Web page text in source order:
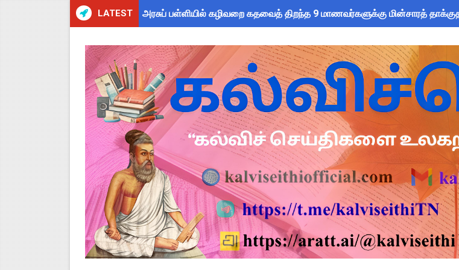
LATEST அரசுப் பள்ளியில் கழிவறை கதவைத் திறந்த 9 மாணவர்களுக்கு மின்சாரத்
ஆசிரியர்கள் கவனத்திற்கு! Census 2027 Duty: 28 மாவட்ட CEO & Collector
TN CPS Teachers News: மறுநியமனம் பெற்ற ஆசிரியர்களுக்கு ஊதியம் &
TN Teachers Leave Rules: மருத்துவ விடுப்பு எடுக்கும் ஆசிரியர்களுக்கு
Census 2027: ஆசிரியர்களுக்கு அரைநாள் OD அனுமதி - கரூர் CEO வெளியிட்ட
TN Budget Assembly Schedule 2026: பள்ளிக்கல்வித்துறை மீதான மானிய
நாமக்கல் மாவட்டம்: மக்கள் தொகை கணக்கெடுப்பு 2027 - ஆசிரியர்களுக்கு
TN Budget 2026-2027 Highlights: மாணவர்களுக்கு இலவச லேப்டாப், சைக்கிள்
பள்ளி மாணவர்களுக்கு 4 செட் இலவச சீருடை: EMIS தளத்தில் விவரங்களை